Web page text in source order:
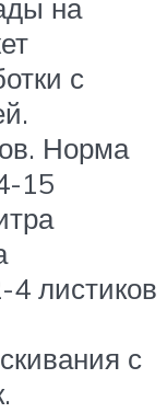
на
с
Норма
15
4 листиков
с